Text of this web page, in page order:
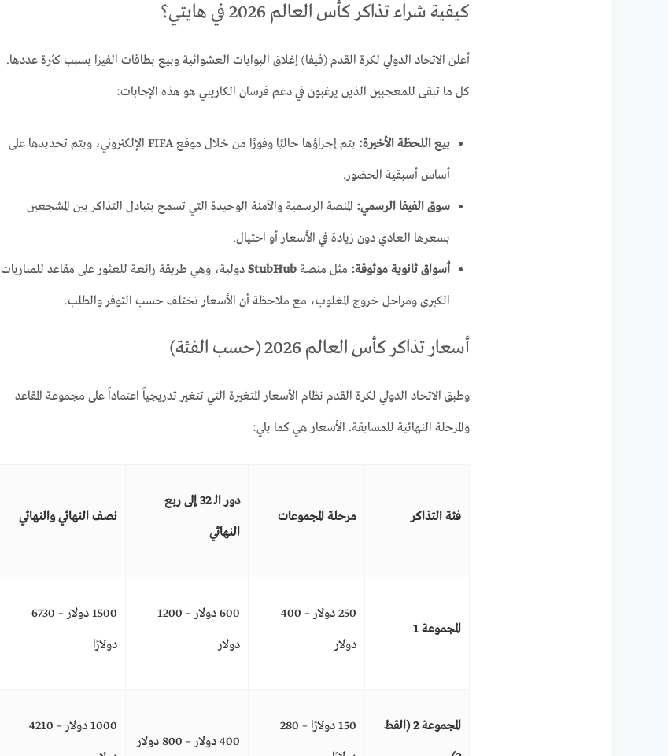
كيفية شراء تذاكر كأس العالم 2026 في هايتي؟
أعلن الاتحاد الدولي لكرة القدم (فيفا) إغلاق البوابات العشوائية وبيع بطاقات الفيزا بسبب كثرة عددها.
كل ما تبقى للمعجبين الذين يرغبون في دعم فرسان الكاريبي هو هذه الإجابات:
بيع اللحظة الأخيرة:
يتم إجراؤها حاليًا وفورًا من خلال موقع FIFA الإلكتروني، ويتم تحديدها على
أساس أسبقية الحضور.
سوق الفيفا الرسمي: المنصة الرسمية والآمنة الوحيدة التي تسمح بتبادل التذاكر بين المشجعين
بسعرها العادي دون زيادة في الأسعار أو احتيال.
أسواق ثانوية موثوقة: مثل منصة StubHubدولية، وهي طريقة رائعة للعثور على مقاعد للمباريات
الكبرى ومراحل خروج المغلوب، مع ملاحظة أن الأسعار تختلف حسب التوفر والطلب.
أسعار تذاكر كأس العالم 2026 (حسب الفئة)
وطبق الاتحاد الدولي لكرة القدم نظام الأسعار المتغيرة التي تتغير تدريجياً اعتماداً على مجموعة المقاعد
والمرحلة النهائية للمسابقة. الأسعار هي كما يلي:
فئة التذاكر مرحلة المجموعات
دور الـ 32 إلى ربع
النهائي
نصف النهائي والنهائي
المجموعة 1
250 دولار – 400
دولار
600 دولار – 1200
دولار
1500 دولار – 6730
دولارًا
المجموعة 2 (القط
150 دولارًا – 280
400 دولار – 800 دولار
1000 دولار – 4210